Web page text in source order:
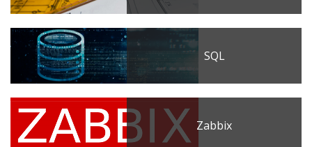
SQL
Zabbix